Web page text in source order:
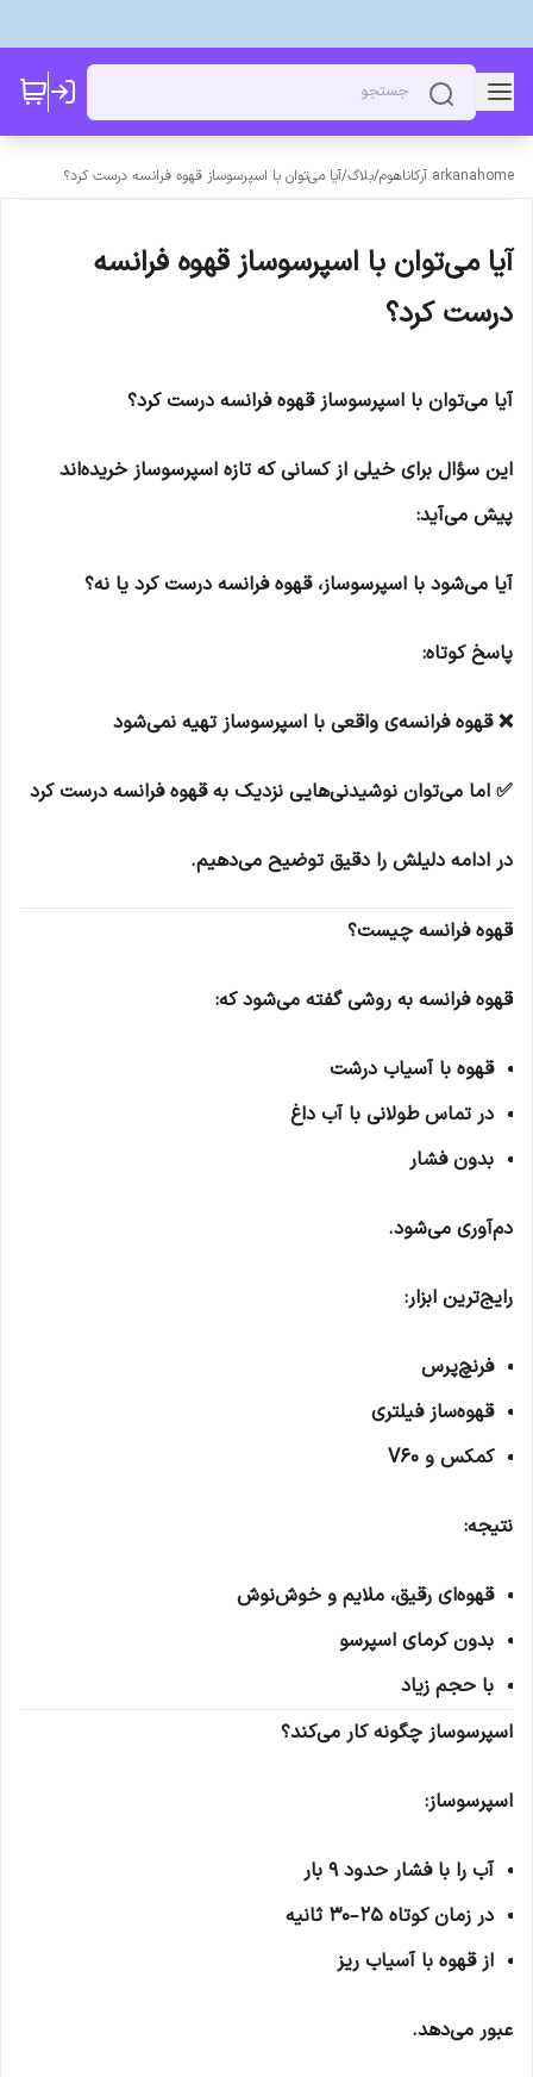
arkanahome آرکاناهوم /بلاگ/آیا می‌توان با اسپرسوساز قهوه فرانسه درست کرد؟
آیا می‌توان با اسپرسوساز قهوه فرانسه
درست کرد؟
آیا می‌توان با اسپرسوساز قهوه فرانسه درست کرد؟
این سؤال برای خیلی از کسانی که تازه اسپرسوساز خریده‌اند
پیش می‌آید:
آیا می‌شود با اسپرسوساز، قهوه فرانسه درست کرد یا نه؟
پاسخ کوتاه:
❌ قهوه فرانسه‌ی واقعی با اسپرسوساز تهیه نمی‌شود
✅ اما می‌توان نوشیدنی‌هایی نزدیک به قهوه فرانسه درست کرد
در ادامه دلیلش را دقیق توضیح می‌دهیم.
قهوه فرانسه چیست؟
قهوه فرانسه به روشی گفته می‌شود که:
قهوه با آسیاب درشت
در تماس طولانی با آب داغ
بدون فشار
دم‌آوری می‌شود.
رایج‌ترین ابزار:
فرنچ‌پرس
قهوه‌ساز فیلتری
کمکس و V60
نتیجه:
قهوه‌ای رقیق، ملایم و خوش‌نوش
بدون کرمای اسپرسو
با حجم زیاد
اسپرسوساز چگونه کار می‌کند؟
اسپرسوساز:
آب را با فشار حدود 9 بار
در زمان کوتاه 25–30 ثانیه
از قهوه با آسیاب ریز
عبور می‌دهد.